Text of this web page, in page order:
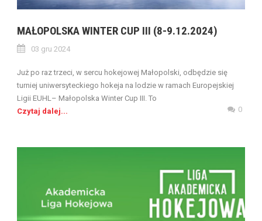
MAŁOPOLSKA WINTER CUP III (8-9.12.2024)
03 gru 2024
Już po raz trzeci, w sercu hokejowej Małopolski, odbędzie się
turniej uniwersyteckiego hokeja na lodzie w ramach Europejskiej
Ligii EUHL– Małopolska Winter Cup III. To
Czytaj dalej...
0